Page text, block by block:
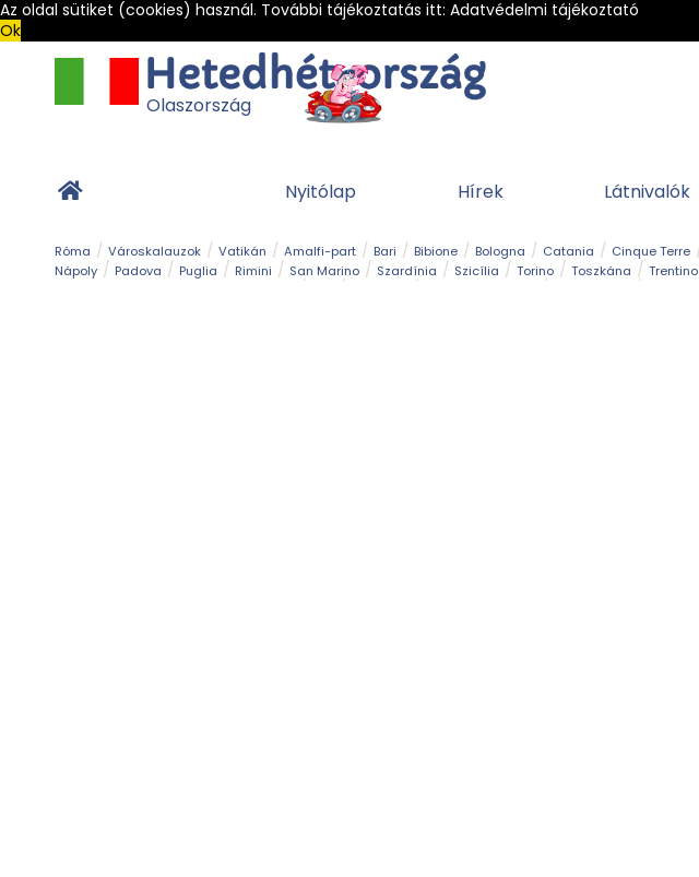
Az oldal sütiket (cookies) használ. További tájékoztatás itt: Adatvédelmi tájékoztató
Ok
Olaszország
Nyitólap Hírek Látnivalók
Róma Városkalauzok Vatikán Amalfi-part Bari Bibione Bologna Catania Cinque Terre
Nápoly
Padova Puglia Rimini San Marino Szardínia Szicília Torino Toszkána Trentino